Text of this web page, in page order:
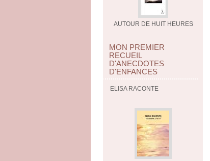
AUTOUR DE HUIT HEURES
MON PREMIER
RECUEIL
D'ANECDOTES
D'ENFANCES
ELISA RACONTE